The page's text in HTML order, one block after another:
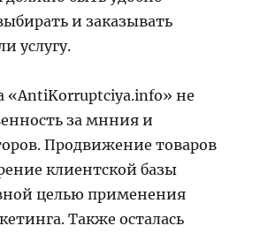
и заказывать
услугу.
«AntiKorruptciya.info» не
за мнния и
Продвижение товаров
клиентской базы
целью применения
Также осталась